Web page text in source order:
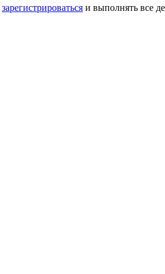
зарегистрироваться и выполнять все